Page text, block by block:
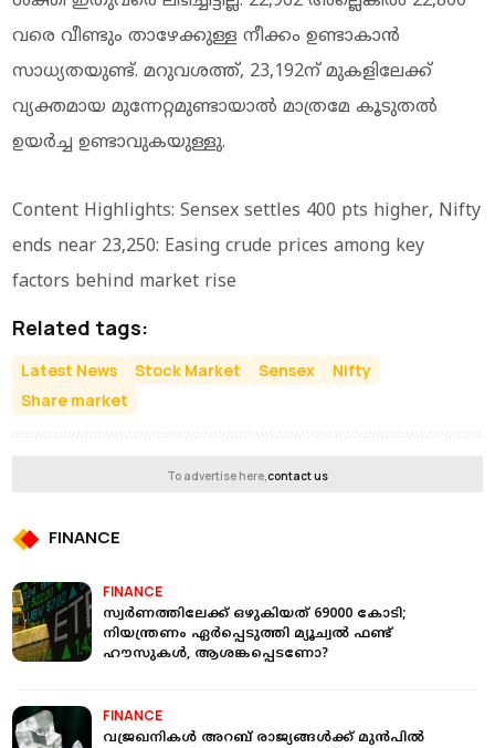
വരെ വീണ്ടും താഴേക്കുള്ള നീക്കം ഉണ്ടാകാൻ
സാധ്യതയുണ്ട്. മറുവശത്ത്, 23,192ന് മുകളിലേക്ക്
വ്യക്തമായ മുന്നേറ്റമുണ്ടായാൽ മാത്രമേ കൂടുതൽ
ഉയർച്ച ഉണ്ടാവുകയുള്ളു.
Content Highlights: Sensex settles 400 pts higher, Nifty
ends near 23,250: Easing crude prices among key
factors behind market rise
Related tags:
Latest News Stock Market Sensex
Nifty
Share market
To advertise here,contact us
FINANCE
FINANCE
സ്വർണത്തിലേക്ക് ഒഴുകിയത് 69000 കോടി;
നിയന്ത്രണം ഏർപ്പെടുത്തി മ്യൂച്വൽ ഫണ്ട്
ഹൗസുകൾ, ആശങ്കപ്പെടണോ?
FINANCE
വജ്രഖനികൾ അറബ് രാജ്യങ്ങൾക്ക് മുൻപിൽ